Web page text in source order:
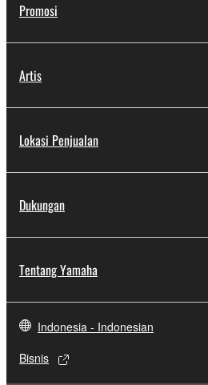
Promosi
Artis
Lokasi Penjualan
Dukungan
Tentang Yamaha
Indonesia - Indonesian
Bisnis